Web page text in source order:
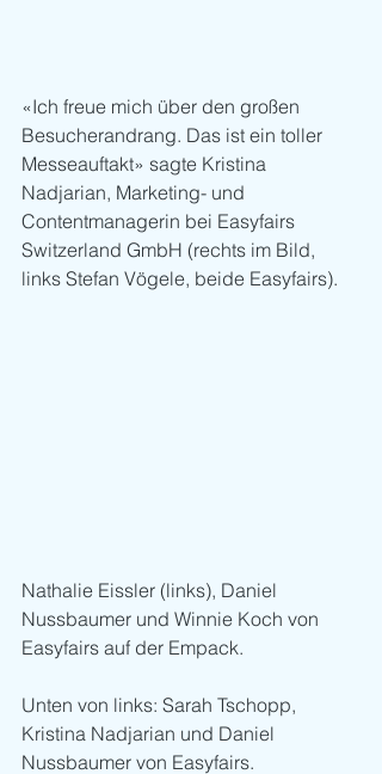
«Ich freue mich über den großen
Besucherandrang. Das ist ein toller
Messeauftakt» sagte Kristina
Nadjarian, Marketing- und
Contentmanagerin bei Easyfairs
Switzerland GmbH (rechts im Bild,
links Stefan Vögele, beide Easyfairs).
Nathalie Eissler (links), Daniel
Nussbaumer und Winnie Koch von
Easyfairs auf der Empack.
Unten von links: Sarah Tschopp,
Kristina Nadjarian und Daniel
Nussbaumer von Easyfairs.